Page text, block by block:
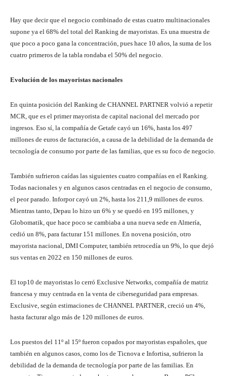
Hay que decir que el negocio combinado de estas cuatro multinacionales
supone ya el 68% del total del Ranking de mayoristas. Es una muestra de
que poco a poco gana la concentración, pues hace 10 años, la suma de los
cuatro primeros de la tabla rondaba el 50% del negocio.
Evolución de los mayoristas nacionales
En quinta posición del Ranking de CHANNEL PARTNER volvió a repetir
MCR, que es el primer mayorista de capital nacional del mercado por
ingresos. Eso sí, la compañía de Getafe cayó un 16%, hasta los 497
millones de euros de facturación, a causa de la debilidad de la demanda de
tecnología de consumo por parte de las familias, que es su foco de negocio.
También sufrieron caídas las siguientes cuatro compañías en el Ranking.
Todas nacionales y en algunos casos centradas en el negocio de consumo,
el peor parado. Inforpor cayó un 2%, hasta los 211,9 millones de euros.
Mientras tanto, Depau lo hizo un 6% y se quedó en 195 millones, y
Globomatik, que hace poco se cambiaba a una nueva sede en Almería,
cedió un 8%, para facturar 151 millones. En novena posición, otro
mayorista nacional, DMI Computer, también retrocedía un 9%, lo que dejó
sus ventas en 2022 en 150 millones de euros.
El top10 de mayoristas lo cerró Exclusive Networks, compañía de matriz
francesa y muy centrada en la venta de ciberseguridad para empresas.
Exclusive, según estimaciones de CHANNEL PARTNER, creció un 4%,
hasta facturar algo más de 120 millones de euros.
Los puestos del 11º al 15º fueron copados por mayoristas españoles, que
también en algunos casos, como los de Ticnova e Infortisa, sufrieron la
debilidad de la demanda de tecnología por parte de las familias. En